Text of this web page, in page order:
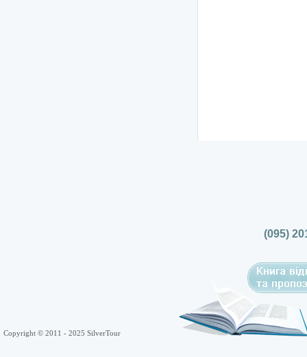
(095)
Copyright © 2011 - 2025 SilverTour